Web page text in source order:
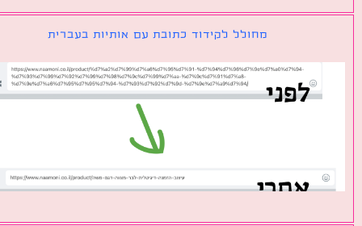
מחולל לקידוד כתובת עם אותיות בעברית